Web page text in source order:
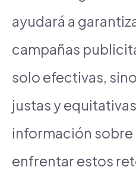
ayudará a
campañas
solo efectivas,
justas y
información
enfrentar estos